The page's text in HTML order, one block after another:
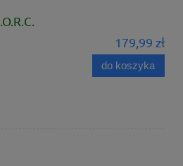
179,99 zł
do koszyka